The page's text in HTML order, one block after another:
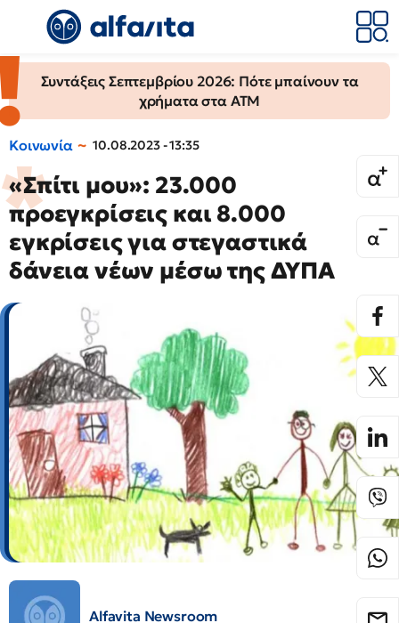
Συντάξεις Σεπτεμβρίου 2026: Πότε μπαίνουν τα
χρήματα στα ΑΤΜ
Κοινωνία 10.08.2023 - 13:35
«Σπίτι μου»: 23.000
προεγκρίσεις και 8.000
εγκρίσεις για στεγαστικά
δάνεια νέων μέσω της ΔΥΠΑ
Alfavita Newsroom